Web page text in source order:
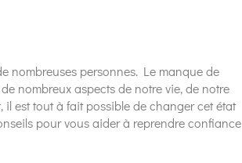
nombreuses personnes. Le manque de
nombreux aspects de notre vie, de notre
il est tout à fait possible de changer cet état
pour vous aider à reprendre confiance